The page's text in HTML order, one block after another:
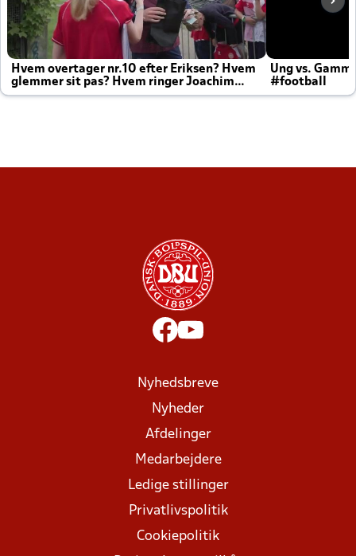
Hvem overtager nr.10 efter Eriksen? Hvem
glemmer sit pas? Hvem ringer Joachim
altid til efter kampe?
Ung vs.
#football
Nyhedsbreve
Nyheder
Afdelinger
Medarbejdere
Ledige stillinger
Privatlivspolitik
Cookiepolitik